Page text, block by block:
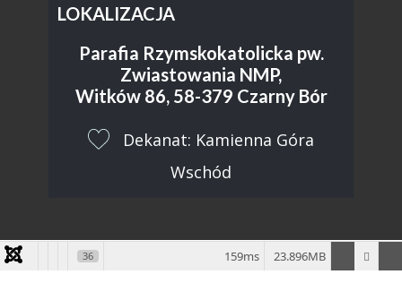
LOKALIZACJA
Parafia Rzymskokatolicka pw.
Zwiastowania NMP,
Witków 86, 58-379 Czarny Bór
​Dekanat: Kamienna Góra
Wschód
36 23.896MB
159ms